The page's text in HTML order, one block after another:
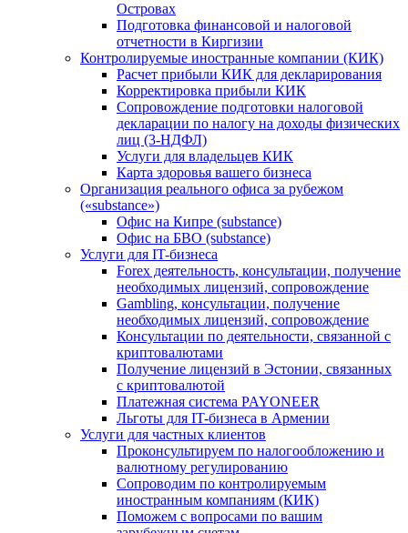
Островах
Подготовка финансовой и налоговой
отчетности в Киргизии
Контролируемые иностранные компании (КИК)
Расчет прибыли КИК для декларирования
Корректировка прибыли КИК
Сопровождение подготовки налоговой
декларации по налогу на доходы физических
лиц (3-НДФЛ)
Услуги для владельцев КИК
Карта здоровья вашего бизнеса
Организация реального офиса за рубежом
(«substance»)
Офис на Кипре (substance)
Офис на БВО (substance)
Услуги для IT-бизнеса
Forex деятельность, консультации, получение
необходимых лицензий, сопровождение
Gambling, консультации, получение
необходимых лицензий, сопровождение
Консультации по деятельности, связанной с
криптовалютами
Получение лицензий в Эстонии, связанных
с криптовалютой
Платежная система PAYONEER
Льготы для IT-бизнеса в Армении
Услуги для частных клиентов
Проконсультируем по налогообложению и
валютному регулированию
Сопроводим по контролируемым
иностранным компаниям (КИК)
Поможем с вопросами по вашим